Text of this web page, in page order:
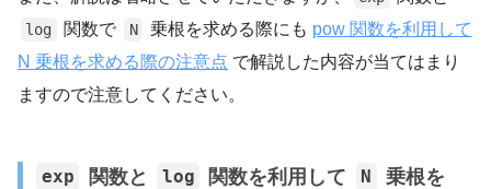
log 関数で N 乗根を求める際にも pow 関数を利用して
N 乗根を求める際の注意点 で解説した内容が当てはまり
ますので注意してください。
exp 関数と log 関数を利用して N
乗根を